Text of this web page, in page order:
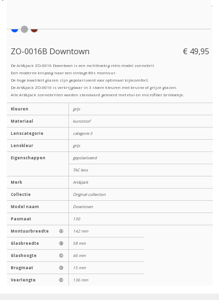
ZO-0016B Downtown € 49,95
De Art&Jack ZO-0016 Downtown is een rechthoekig retro model zonnebril.
Een moderne knipoog naar een vintage 80s montuur.
De hoge kwaliteit glazen zijn gepolariseerd voor optimaal kijkcomfort.
De Art&Jack ZO-0016 is verkrijgbaar in 3 stoere kleuren met bruine of grijze glazen.
Alle Art&Jack zonnebrillen worden standaard geleverd met etui en microfiber brildoekje.
Kleuren grijs
Materiaal kunststof
Lenscategorie categorie 3
Lenskleur grijs
Eigenschappen gepolariseerd
TAC lens
Merk Art&Jack
Collectie Original-collection
Model naam Downtown
Pasmaat 130
Montuurbreedte Ⓐ 142 mm
Glasbreedte Ⓑ 58 mm
Glashoogte Ⓒ 46 mm
Brugmaat Ⓓ 15 mm
Veerlengte Ⓔ 136 mm